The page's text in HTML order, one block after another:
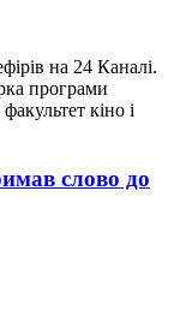
на 24 Каналі.
програми
кіно і
слово до